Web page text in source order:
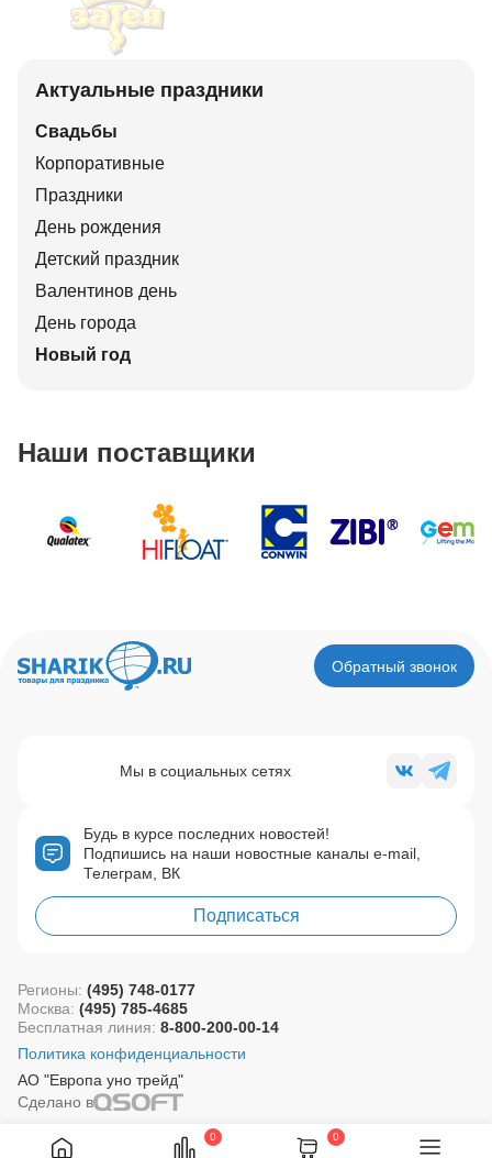
0 0
Актуальные праздники
Свадьбы
Корпоративные
Праздники
День рождения
Детский праздник
Валентинов день
День города
Новый год
Наши поставщики
Обратный звонок
Будь в курсе последних новостей!
Подпишись на наши новостные каналы e-mail,
Телеграм, ВК
Подписаться
Мы в социальных сетях
АО "Европа уно трейд"
Регионы: (495) 748-0177
Москва: (495) 785-4685
Бесплатная линия: 8-800-200-00-14
Политика конфиденциальности
Сделано в